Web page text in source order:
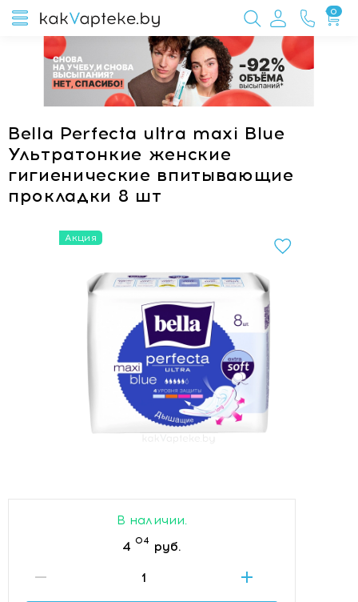
0
Bella Perfecta ultra maxi Blue
Ультратонкие женские
гигиенические впитывающие
прокладки 8 шт
Акция
В наличии.
4 04 руб.